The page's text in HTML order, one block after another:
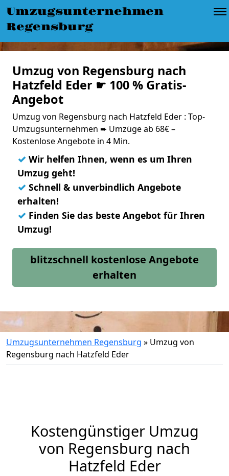
Umzugsunternehmen
Regensburg
Umzug von Regensburg nach
Hatzfeld Eder ☛ 100 % Gratis-
Angebot
Umzug von Regensburg nach Hatzfeld Eder : Top-
Umzugsunternehmen ➨ Umzüge ab 68€ –
Kostenlose Angebote in 4 Min.
✓ Wir helfen Ihnen, wenn es um Ihren
Umzug geht!
✓ Schnell & unverbindlich Angebote
erhalten!
✓ Finden Sie das beste Angebot für Ihren
Umzug!
blitzschnell kostenlose Angebote
erhalten
Umzugsunternehmen Regensburg » Umzug von
Regensburg nach Hatzfeld Eder
Kostengünstiger Umzug
von Regensburg nach
Hatzfeld Eder